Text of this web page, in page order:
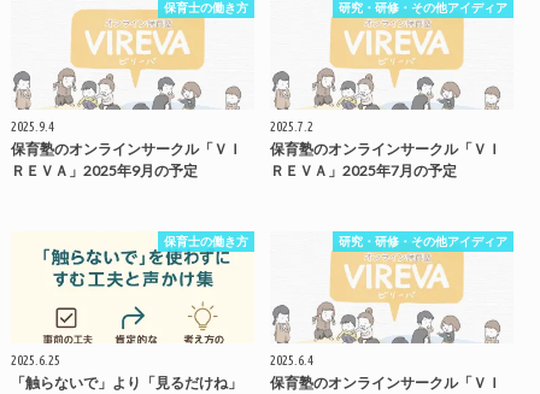
保育士の働き方
2025.9.4
保育塾のオンラインサークル「ＶＩ
ＲＥＶＡ」2025年9月の予定
研究・研修・その他アイディア
2025.7.2
保育塾のオンラインサークル「ＶＩ
ＲＥＶＡ」2025年7月の予定
保育士の働き方
2025.6.25
「触らないで」より「見るだけね」
研究・研修・その他アイディア
2025.6.4
保育塾のオンラインサークル「ＶＩ